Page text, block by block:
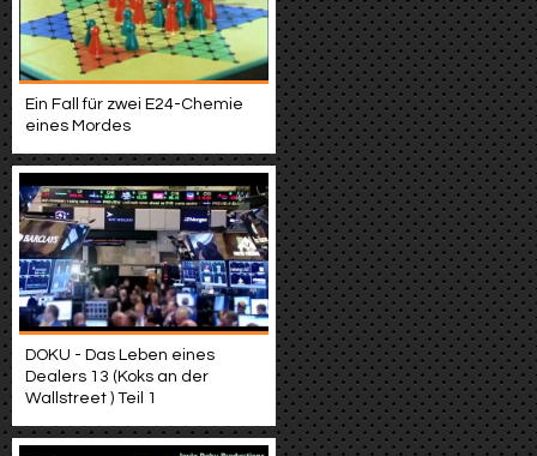
Ein Fall für zwei E24-Chemie
eines Mordes
DOKU - Das Leben eines
Dealers 13 (Koks an der
Wallstreet ) Teil 1